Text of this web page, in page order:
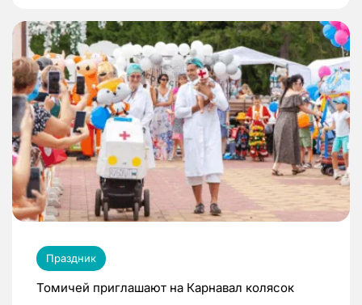
Праздник
Томичей приглашают на Карнавал колясок